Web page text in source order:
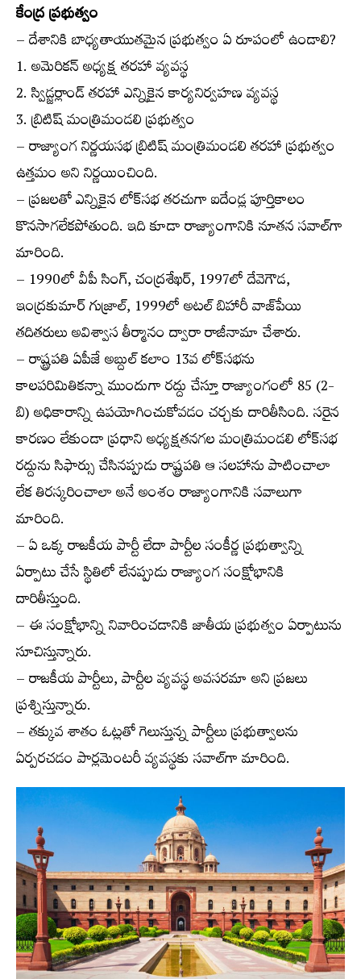
కేంద్ర ప్రభుత్వం
– దేశానికి బాధ్యతాయుతమైన ప్రభుత్వం ఏ రూపంలో ఉండాలి?
1. అమెరికన్ అధ్యక్ష తరహా వ్యవస్థ
2. స్విడ్జర్లాండ్ తరహా ఎన్నికైన కార్యనిర్వహణ వ్యవస్థ
3. బ్రిటిష్ మంత్రిమండలి ప్రభుత్వం
– రాజ్యాంగ నిర్ణయసభ బ్రిటిష్ మంత్రిమండలి తరహా ప్రభుత్వం
ఉత్తమం అని నిర్ణయించింది.
– ప్రజలతో ఎన్నికైన లోక్‌సభ తరచుగా ఐదేండ్ల పూర్తికాలం
కొనసాగలేకపోతుంది. ఇది కూడా రాజ్యాంగానికి నూతన సవాల్‌గా
మారింది.
– 1990లో వీపీ సింగ్, చంద్రశేఖర్, 1997లో దేవెగౌడ,
ఇంద్రకుమార్ గుజ్రాల్, 1999లో అటల్ బిహారీ వాజ్‌పేయి
తదితరులు అవిశ్వాస తీర్మానం ద్వారా రాజీనామా చేశారు.
– రాష్ట్రపతి ఏపీజే అబ్దుల్ కలాం 13వ లోక్‌సభను
కాలపరిమితికన్నా ముందుగా రద్దు చేస్తూ రాజ్యాంగంలో 85 (2-
బి) అధికారాన్ని ఉపయోగించుకోవడం చర్చకు దారితీసింది. సరైన
కారణం లేకుండా ప్రధాని అధ్యక్షతనగల మంత్రిమండలి లోక్‌సభ
రద్దును సిఫార్సు చేసినప్పుడు రాష్ట్రపతి ఆ సలహాను పాటించాలా
లేక తిరస్కరించాలా అనే అంశం రాజ్యాంగానికి సవాలుగా
మారింది.
– ఏ ఒక్క రాజకీయ పార్టీ లేదా పార్టీల సంకీర్ణ ప్రభుత్వాన్ని
ఏర్పాటు చేసే స్థితిలో లేనప్పుడు రాజ్యాంగ సంక్షోభానికి
దారితీస్తుంది.
– ఈ సంక్షోభాన్ని నివారించడానికి జాతీయ ప్రభుత్వం ఏర్పాటును
సూచిస్తున్నారు.
– రాజకీయ పార్టీలు, పార్టీల వ్యవస్థ అవసరమా అని ప్రజలు
ప్రశ్నిస్తున్నారు.
– తక్కువ శాతం ఓట్లతో గెలుస్తున్న పార్టీలు ప్రభుత్వాలను
ఏర్పరచడం పార్లమెంటరీ వ్యవస్థకు సవాల్‌గా మారింది.